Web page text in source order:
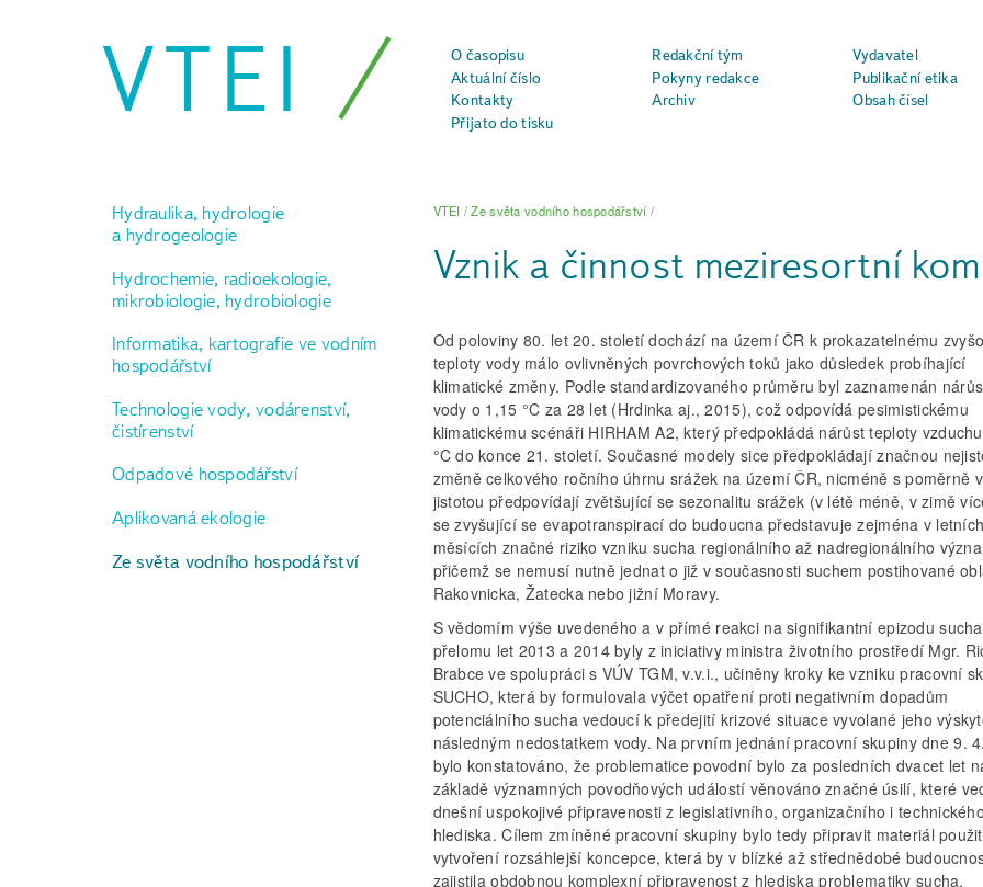
VTEI O časopisu Redakční tým
Vydavatel
Aktuální číslo
Pokyny redakce
Publikační etika
Kontakty
Archiv
Obsah čísel
Přijato do tisku
Hydraulika, hydrologie
a hydrogeologie
Hydrochemie, radioekologie,
mikrobiologie, hydrobiologie
Informatika, kartografie ve vodním
hospodářství
Technologie vody, vodárenství,
čistírenství
Odpadové hospodářství
Aplikovaná ekologie
Ze světa vodního hospodářství
VTEI /Ze světa vodního hospodářství /
Vznik a činnost meziresortní
Od poloviny 80. let 20. století dochází na území ČR k prokazatelnému
teploty vody málo ovlivněných povrchových toků jako důsledek probíhající
klimatické změny. Podle standardizovaného průměru byl zaznamenán
vody o 1,15 °C za 28 let (Hrdinka aj., 2015), což odpovídá pesimistickému
klimatickému scénáři HIRHAM A2, který předpokládá nárůst teploty
°C do konce 21. století. Současné modely sice předpokládají značnou
změně celkového ročního úhrnu srážek na území ČR, nicméně s poměrně
jistotou předpovídají zvětšující se sezonalitu srážek (v létě méně, v zimě
se zvyšující se evapotranspirací do budoucna představuje zejména v
měsících značné riziko vzniku sucha regionálního až nadregionálního
přičemž se nemusí nutně jednat o již v současnosti suchem postihované
Rakovnicka, Žatecka nebo jižní Moravy.
S vědomím výše uvedeného a v přímé reakci na signifikantní epizodu
přelomu let 2013 a 2014 byly z iniciativy ministra životního prostředí Mgr.
Brabce ve spolupráci s VÚV TGM, v.v.i., učiněny kroky ke vzniku pracovní
SUCHO, která by formulovala výčet opatření proti negativním dopadům
potenciálního sucha vedoucí k předejití krizové situace vyvolané jeho
následným nedostatkem vody. Na prvním jednání pracovní skupiny dne 9.
bylo konstatováno, že problematice povodní bylo za posledních dvacet let
základě významných povodňových událostí věnováno značné úsilí, které
dnešní uspokojivé připravenosti z legislativního, organizačního i
hlediska. Cílem zmíněné pracovní skupiny bylo tedy připravit materiál
vytvoření rozsáhlejší koncepce, která by v blízké až střednědobé
zajistila obdobnou komplexní připravenost z hlediska problematiky sucha.